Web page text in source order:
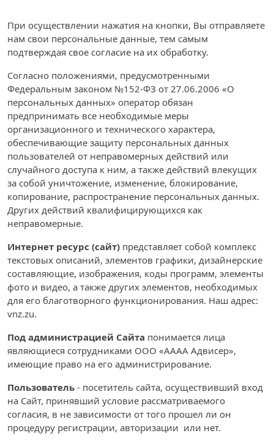
При осуществлении нажатия на кнопки, Вы отправляете
нам свои персональные данные, тем самым
подтверждая свое согласие на их обработку.
Согласно положениями, предусмотренными
Федеральным законом №152-ФЗ от 27.06.2006 «О
персональных данных» оператор обязан
предпринимать все необходимые меры
организационного и технического характера,
обеспечивающие защиту персональных данных
пользователей от неправомерных действий или
случайного доступа к ним, а также действий влекущих
за собой уничтожение, изменение, блокирование,
копирование, распространение персональных данных.
Других действий квалифицирующихся как
неправомерные.
Интернет ресурс (сайт) представляет собой комплекс
текстовых описаний, элементов графики, дизайнерские
составляющие, изображения, коды программ, элементы
фото и видео, а также других элементов, необходимых
для его благотворного функционирования. Наш адрес:
vnz.zu.
Под администрацией Сайта понимается лица
являющиеся сотрудниками ООО «АААА Адвисер»,
имеющие право на его администрирование.
Пользователь - посетитель сайта, осуществивший вход
на Сайт, принявший условие рассматриваемого
согласия, в не зависимости от того прошел ли он
процедуру регистрации, авторизации или нет.